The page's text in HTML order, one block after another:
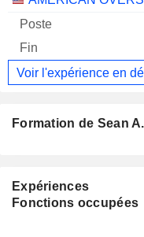
Voir l'expérience en
Formation de Sean
Expériences
Fonctions occupées